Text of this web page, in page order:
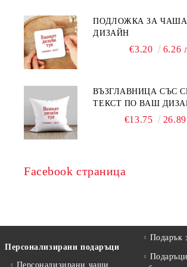
ПОДЛОЖКА ЗА
ДИЗАЙН
€3.20 6.26
ВЪЗГЛАВНИЦА СЪС
ТЕКСТ ПО ВАШ
€13.75
Facebook страница
Персонализирани подаръци
Персонализирани чаши
Подарък